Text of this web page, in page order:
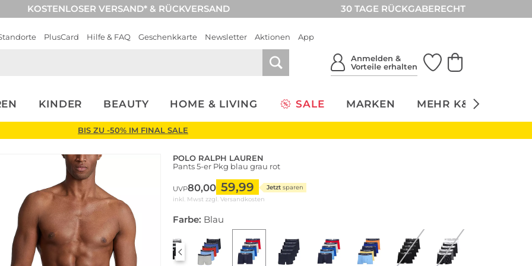
KOSTENLOSER VERSAND* & RÜCKVERSAND 30 TAGE RÜCKGABERECHT
PlusCard Hilfe & FAQ Geschenkkarte Newsletter Aktionen App
Anmelden &
Vorteile erhalten
KINDER BEAUTY HOME & LIVING SALE MARKEN MEHR K&Ö
BIS ZU -50% IM FINAL SALE
POLO RALPH LAUREN
Pants 5-er Pkg blau grau rot
UVP80,00 59,99 Jetzt sparen
inkl. Mwst zzgl. Versandkosten
Farbe: Blau